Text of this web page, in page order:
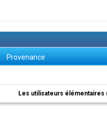
Provenance
Les utilisateurs